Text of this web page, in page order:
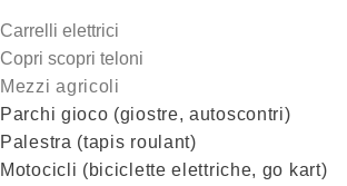
Carrelli elettrici
Copri scopri teloni
Mezzi agricoli
Parchi gioco (giostre, autoscontri)
Palestra (tapis roulant)
Motocicli (biciclette elettriche, go kart)